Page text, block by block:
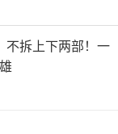
不拆上下两部！一